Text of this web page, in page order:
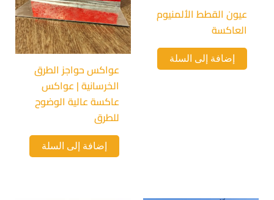
عيون القطط الألمنيوم
العاكسة
إضافة إلى السلة
عواكس حواجز الطرق
الخرسانية | عواكس
عاكسة عالية الوضوح
للطرق
إضافة إلى السلة